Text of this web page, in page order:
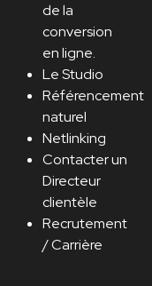
de la
conversion
en ligne.
Le Studio
Référencement
naturel
Netlinking
Contacter un
Directeur
clientèle
Recrutement
/ Carrière